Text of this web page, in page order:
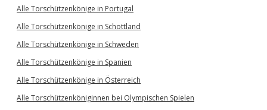
Alle Torschützenkönige in Portugal
Alle Torschützenkönige in Schottland
Alle Torschützenkönige in Schweden
Alle Torschützenkönige in Spanien
Alle Torschützenkönige in Österreich
Alle Torschützenköniginnen bei Olympischen Spielen